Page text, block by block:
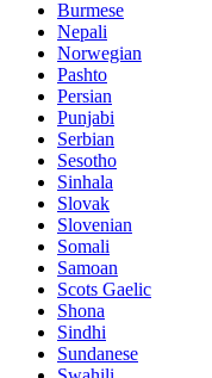
Burmese
Nepali
Norwegian
Pashto
Persian
Punjabi
Serbian
Sesotho
Sinhala
Slovak
Slovenian
Somali
Samoan
Scots Gaelic
Shona
Sindhi
Sundanese